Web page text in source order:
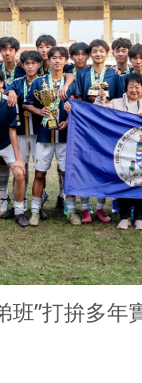
班”打拚多年